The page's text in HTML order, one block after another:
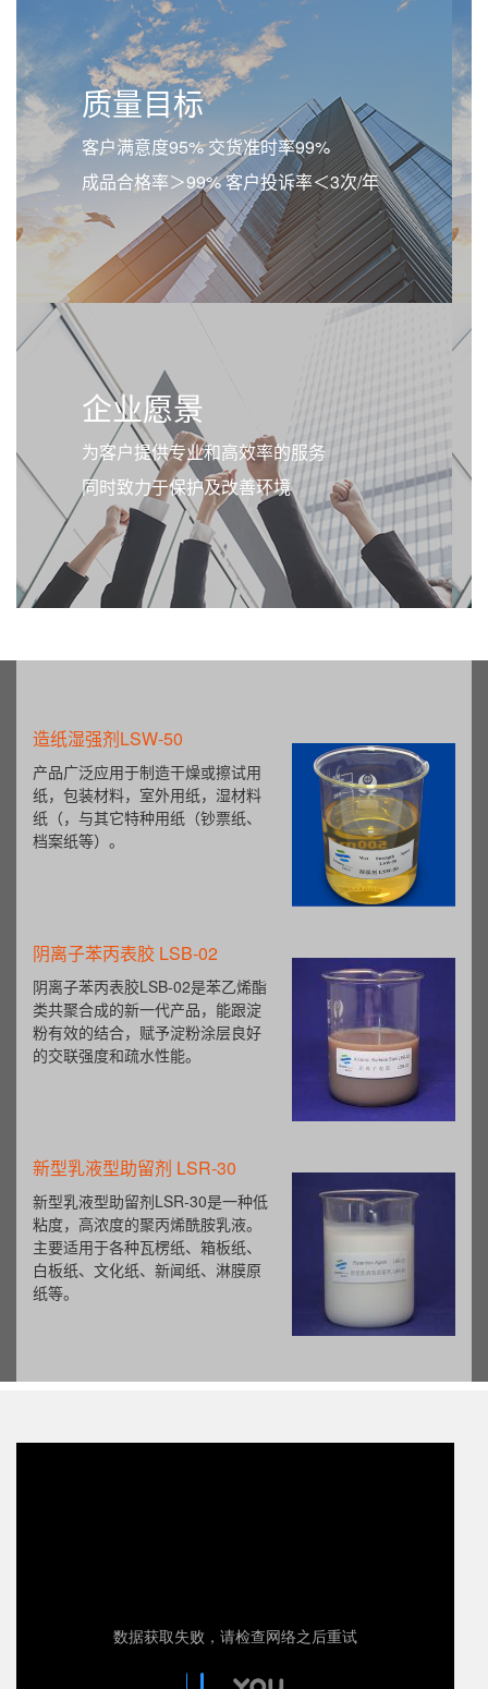
质量目标
客户满意度95% 交货准时率99%
成品合格率＞99% 客户投诉率＜3次/年
企业愿景
为客户提供专业和高效率的服务
同时致力于保护及改善环境
橡胶脱模剂
该乳液均匀的包覆在胶粒表面，使
胶粒与胶粒之间产生一个滑移界
面，阻隔了胶粒间的直接接触，阻
止了接触性粘结。
橡胶隔离剂
本产品是一种通过特定工艺制成的
水性硬脂酸盐，适用于橡胶塑料产
品作为抗粘剂、隔离剂、脱模剂、
防粘剂使用。
聚季铵盐系列（PQ-10）
产品为阳离子聚合物，易溶于水，
在PH值很宽的范围内保持很好的稳